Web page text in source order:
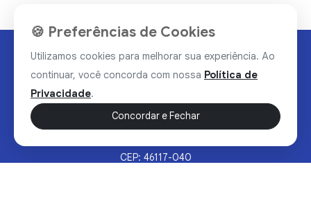
CEP: 46117-040
🍪 Preferências de Cookies
Utilizamos cookies para melhorar sua experiência. Ao
continuar, você concorda com nossa Política de
Privacidade.
Concordar e Fechar